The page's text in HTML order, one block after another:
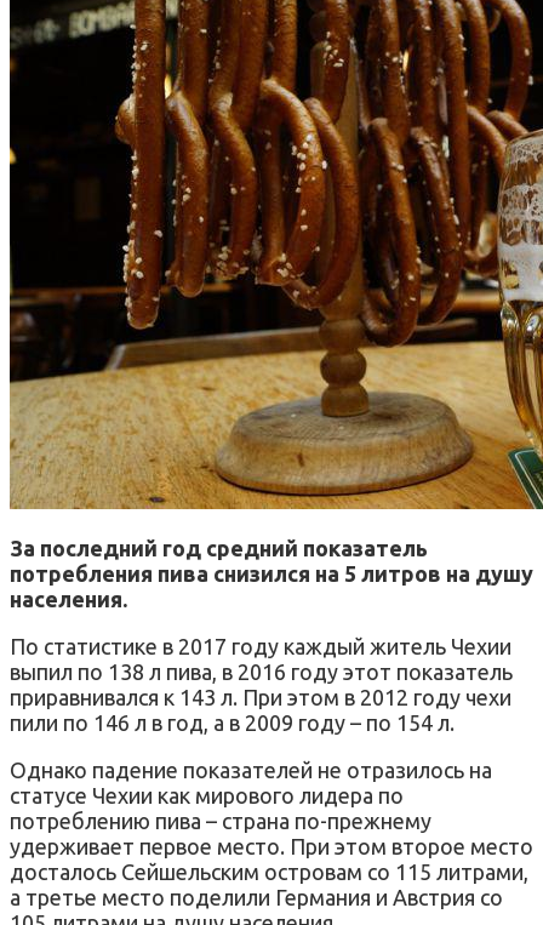
За последний год средний показатель
потребления пива снизился на 5 литров на душу
населения.
По статистике в 2017 году каждый житель Чехии
выпил по 138 л пива, в 2016 году этот показатель
приравнивался к 143 л. При этом в 2012 году чехи
пили по 146 л в год, а в 2009 году – по 154 л.
Однако падение показателей не отразилось на
статусе Чехии как мирового лидера по
потреблению пива – страна по-прежнему
удерживает первое место. При этом второе место
досталось Сейшельским островам со 115 литрами,
а третье место поделили Германия и Австрия со